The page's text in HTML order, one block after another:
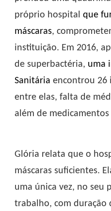
próprio hospital que
máscaras,
instituição. Em 2016,
de superbactéria, uma
Sanitária encontrou 26
entre elas, falta de
além de medicamentos
Glória relata que o
máscaras suficientes.
uma única vez, no seu
trabalho, com duração